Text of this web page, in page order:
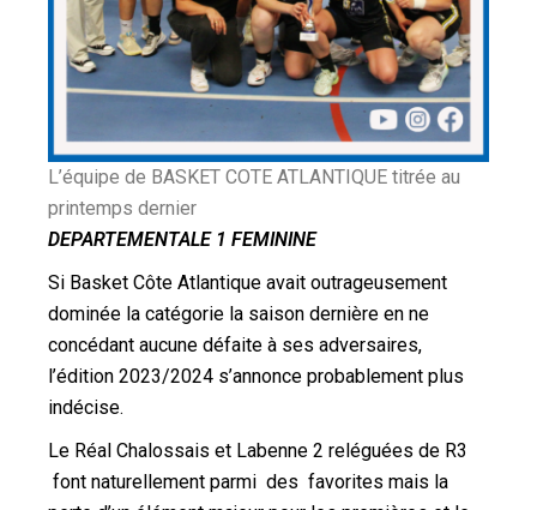
L’équipe de BASKET COTE ATLANTIQUE titrée au
printemps dernier
DEPARTEMENTALE 1 FEMININE
Si Basket Côte Atlantique avait outrageusement
dominée la catégorie la saison dernière en ne
concédant aucune défaite à ses adversaires,
l’édition 2023/2024 s’annonce probablement plus
indécise.
Le Réal Chalossais et Labenne 2 reléguées de R3
font naturellement parmi des favorites mais la